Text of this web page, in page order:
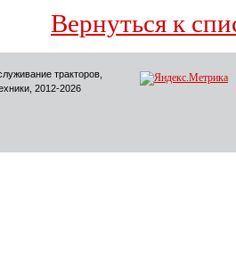
Вернуться к
тракторов,
2012-2026